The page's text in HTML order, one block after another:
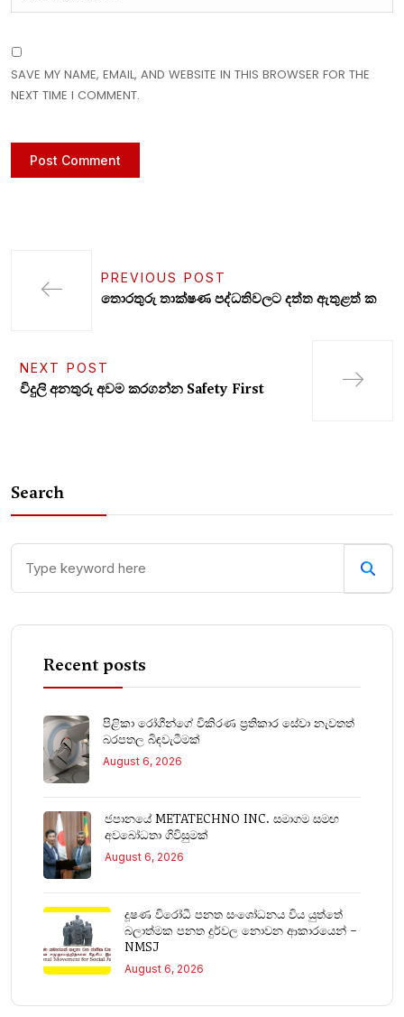
SAVE MY NAME, EMAIL, AND WEBSITE IN THIS BROWSER FOR THE
NEXT TIME I COMMENT.
PREVIOUS POST
තොරතුරු තාක්ෂණ පද්ධතිවලට දත්ත ඇතුළත් ක
NEXT POST
විදුලි අනතුරු අවම කරගන්න Safety First
Search
Recent posts
පිළිකා රෝගීන්ගේ විකිරණ ප්‍රතිකාර සේවා නැවතත්
බරපතල බිඳවැටීමක්
August 6, 2026
ජපානයේ METATECHNO INC. සමාගම සමඟ
අවබෝධතා ගිවිසුමක්
August 6, 2026
දූෂණ විරෝධී පනත සංශෝධනය විය යුත්තේ
බලාත්මක පනත දුර්වල නොවන ආකාරයෙන් –
NMSJ
August 6, 2026